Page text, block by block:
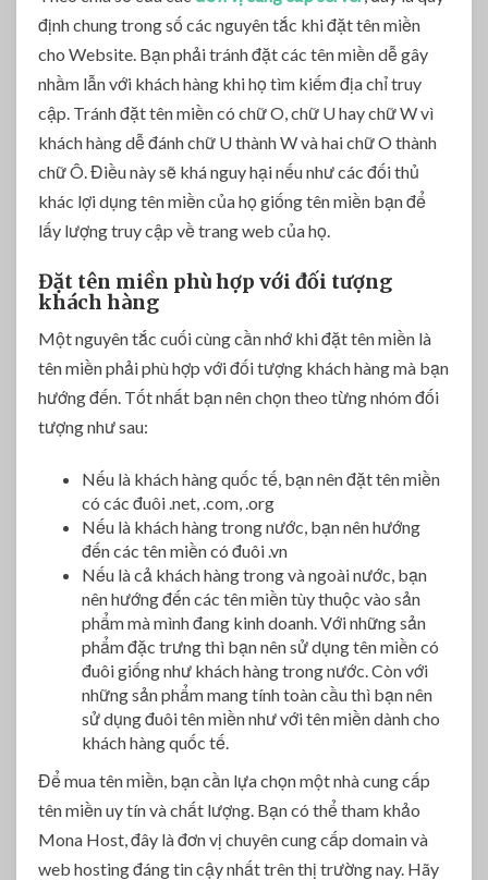
định chung trong số các nguyên tắc khi đặt tên miền
cho Website. Bạn phải tránh đặt các tên miền dễ gây
nhầm lẫn với khách hàng khi họ tìm kiếm địa chỉ truy
cập. Tránh đặt tên miền có chữ O, chữ U hay chữ W vì
khách hàng dễ đánh chữ U thành W và hai chữ O thành
chữ Ô. Điều này sẽ khá nguy hại nếu như các đối thủ
khác lợi dụng tên miền của họ giống tên miền bạn để
lấy lượng truy cập về trang web của họ.
Đặt tên miền phù hợp với đối tượng
khách hàng
Một nguyên tắc cuối cùng cần nhớ khi đặt tên miền là
tên miền phải phù hợp với đối tượng khách hàng mà bạn
hướng đến. Tốt nhất bạn nên chọn theo từng nhóm đối
tượng như sau:
Nếu là khách hàng quốc tế, bạn nên đặt tên miền
có các đuôi .net, .com, .org
Nếu là khách hàng trong nước, bạn nên hướng
đến các tên miền có đuôi .vn
Nếu là cả khách hàng trong và ngoài nước, bạn
nên hướng đến các tên miền tùy thuộc vào sản
phẩm mà mình đang kinh doanh. Với những sản
phẩm đặc trưng thì bạn nên sử dụng tên miền có
đuôi giống như khách hàng trong nước. Còn với
những sản phẩm mang tính toàn cầu thì bạn nên
sử dụng đuôi tên miền như với tên miền dành cho
khách hàng quốc tế.
Để mua tên miền, bạn cần lựa chọn một nhà cung cấp
tên miền uy tín và chất lượng. Bạn có thể tham khảo
Mona Host, đây là đơn vị chuyên cung cấp domain và
web hosting đáng tin cậy nhất trên thị trường nay. Hãy